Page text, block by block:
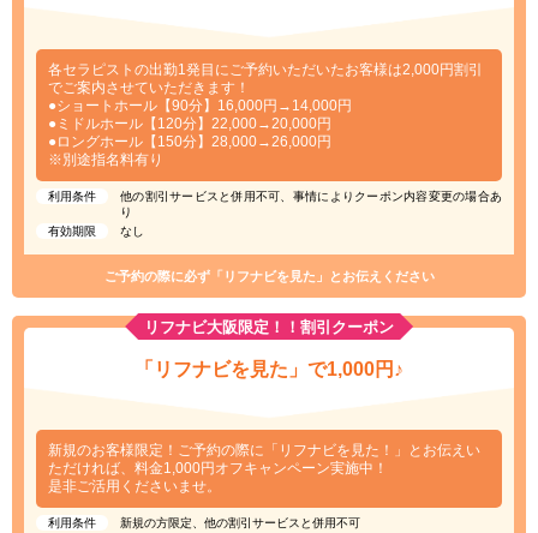
各セラピストの出勤1発目にご予約いただいたお客様は2,000円割引
でご案内させていただきます！
●ショートホール【90分】16,000円→14,000円
●ミドルホール【120分】22,000→20,000円
●ロングホール【150分】28,000→26,000円
※別途指名料有り
利用条件
他の割引サービスと併用不可、事情によりクーポン内容変更の場合あ
り
有効期限
なし
ご予約の際に必ず「リフナビを見た」とお伝えください
リフナビ大阪限定！！割引クーポン
「リフナビを見た」で1,000円♪
新規のお客様限定！ご予約の際に「リフナビを見た！」とお伝えい
ただければ、料金1,000円オフキャンペーン実施中！
是非ご活用くださいませ。
利用条件
新規の方限定、他の割引サービスと併用不可